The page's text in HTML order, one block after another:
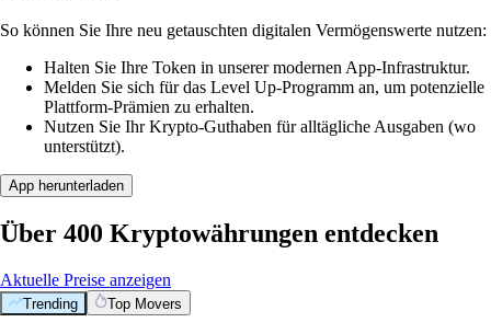
So können Sie Ihre neu getauschten digitalen Vermögenswerte nutzen:
Halten Sie Ihre Token in unserer modernen App-Infrastruktur.
Melden Sie sich für das Level Up-Programm an, um potenzielle
Plattform-Prämien zu erhalten.
Nutzen Sie Ihr Krypto-Guthaben für alltägliche Ausgaben (wo
unterstützt).
App herunterladen
Über 400 Kryptowährungen entdecken
Aktuelle Preise anzeigen
Trending Top Movers